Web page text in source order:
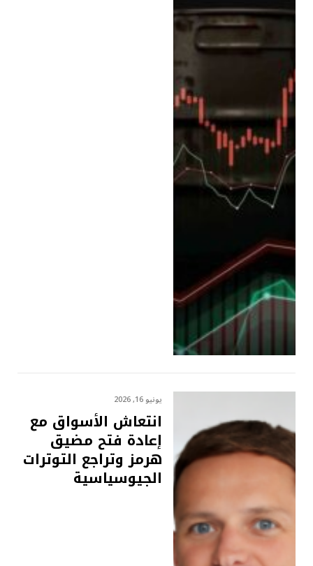
يونيو 16, 2026
انتعاش الأسواق مع
إعادة فتح مضيق
هرمز وتراجع التوترات
الجيوسياسية